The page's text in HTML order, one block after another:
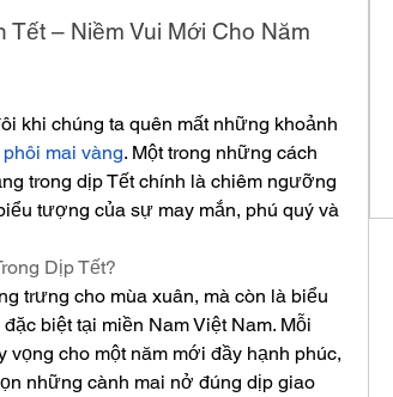
– Niềm Vui Mới Cho Năm
khi chúng ta quên mất những khoảnh
mai vàng. Một trong những cách
trong dịp Tết chính là chiêm ngưỡng
tượng của sự may mắn, phú quý và
Dịp Tết?
trưng cho mùa xuân, mà còn là biểu
biệt tại miền Nam Việt Nam. Mỗi
cho một năm mới đầy hạnh phúc,
những cành mai nở đúng dịp giao